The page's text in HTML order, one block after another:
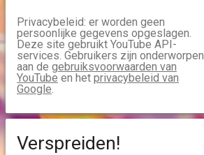
Privacybeleid: er worden geen
persoonlijke gegevens opgeslagen.
Deze site gebruikt YouTube API-
services. Gebruikers zijn onderworpen
aan de gebruiksvoorwaarden van
YouTube en het privacybeleid van
Google.
Verspreiden!